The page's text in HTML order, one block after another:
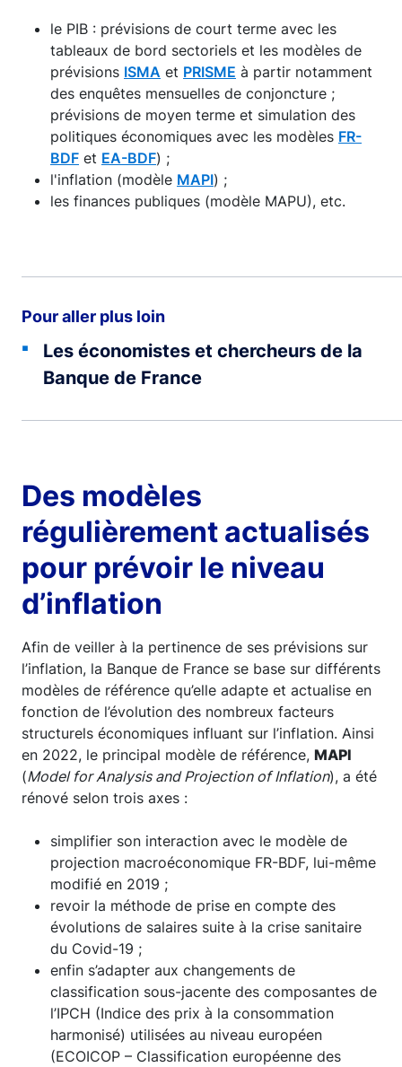
le PIB : prévisions de court terme avec les
tableaux de bord sectoriels et les modèles de
prévisions ISMA et PRISME à partir notamment
des enquêtes mensuelles de conjoncture ;
prévisions de moyen terme et simulation des
politiques économiques avec les modèles FR-
BDF et EA-BDF) ;
l'inflation (modèle MAPI) ;
les finances publiques (modèle MAPU), etc.
Pour aller plus loin
Les économistes et chercheurs de la
Banque de France
Des modèles
régulièrement actualisés
pour prévoir le niveau
d’inflation
Afin de veiller à la pertinence de ses prévisions sur
l’inflation, la Banque de France se base sur différents
modèles de référence qu’elle adapte et actualise en
fonction de l’évolution des nombreux facteurs
structurels économiques influant sur l’inflation. Ainsi
en 2022, le principal modèle de référence, MAPI
(Model for Analysis and Projection of Inflation), a été
rénové selon trois axes :
simplifier son interaction avec le modèle de
projection macroéconomique FR-BDF, lui-même
modifié en 2019 ;
revoir la méthode de prise en compte des
évolutions de salaires suite à la crise sanitaire
du Covid-19 ;
enfin s’adapter aux changements de
classification sous-jacente des composantes de
l’IPCH (Indice des prix à la consommation
harmonisé) utilisées au niveau européen
(ECOICOP – Classification européenne des